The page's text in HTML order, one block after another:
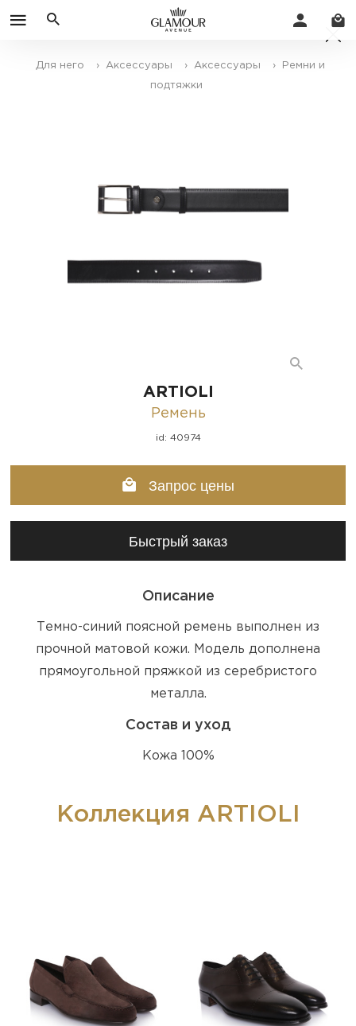
Для него › Аксессуары › Аксессуары › Ремни и
подтяжки
ARTIOLI
Ремень
id: 40974
Запрос цены
Быстрый заказ
Описание
Темно-синий поясной ремень выполнен из
прочной матовой кожи. Модель дополнена
прямоугольной пряжкой из серебристого
металла.
Состав и уход
Кожа 100%
Коллекция ARTIOLI